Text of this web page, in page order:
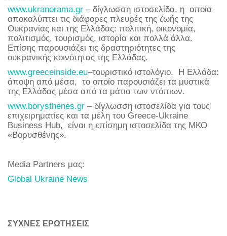
www.ukranorama.gr – δίγλωσση ιστοσελίδα, η οποία
αποκαλύπτει τις διάφορες πλευρές της ζωής της
Ουκρανίας και της Ελλάδας: πολιτική, οικονομία,
πολιτισμός, τουρισμός, ιστορία και πολλά άλλα.
Επίσης παρουσιάζει τις δραστηριότητες της
ουκρανικής κοινότητας της Ελλάδας.
www.greeceinside.eu–τουριστικό ιστολόγιο. Η Ελλάδα:
άποψη από μέσα, το οποίο παρουσιάζει τα μυστικά
της Ελλάδας μέσα από τα μάτια των ντόπιων.
www.borysthenes.gr – δίγλωσση ιστοσελίδα για τους
επιχειρηματίες και τα μέλη του Greece-Ukraine
Business Hub, είναι η επίσημη ιστοσελίδα της ΜΚΟ
«Βορυσθένης».
Media Partners μας:
Global Ukraine News
ΣΥΧΝΕΣ ΕΡΩΤΗΣΕΙΣ